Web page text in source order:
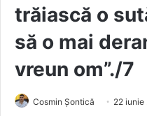
trăiască o
să o mai
vreun om”./7
Cosmin Șontică 22 iunie